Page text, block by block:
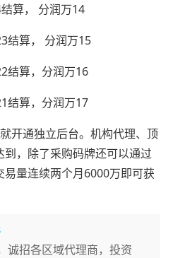
算， 分润万14
结算， 分润万15
结算，分润万16
结算，分润万17
开通独立后台。机构代理、顶
，除了采购码牌还可以通过
量连续两个月6000万即可获
诚招各区域代理商，投资